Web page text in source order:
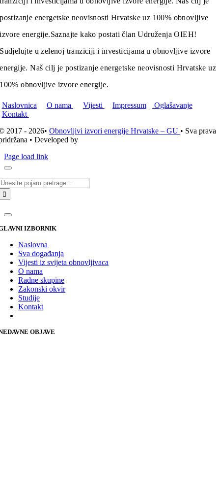
postizanje energetske neovisnosti Hrvatske uz 100% obnovljive
izvore energije.Saznajte kako postati član Udruženja OIEH!
Sudjelujte u zelenoj tranziciji i investicijama u obnovljive izvore
energije. Naš cilj je postizanje energetske neovisnosti Hrvatske uz
100% obnovljive izvore energije.
Naslovnica O nama Vijesti Impressum
Oglašavanje
Kontakt
2017 - 2026•Obnovljivi izvori energije Hrvatske – GU • Sva prava
• Developed by
Page load link
IZBORNIK
Naslovna
Sva događanja
Vijesti iz svijeta obnovljivaca
O nama
Radne skupine
Zakonski okvir
Studije
Kontakt
OBJAVE